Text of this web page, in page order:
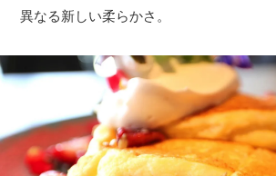
異なる新しい柔らかさ。